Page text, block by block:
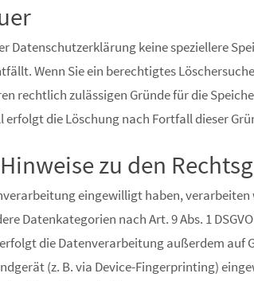
Datenschutzerklärung keine speziellere
Wenn Sie ein berechtigtes
rechtlich zulässigen Gründe für die
die Löschung nach Fortfall dieser
zu den
eingewilligt haben, verarbeiten
Datenkategorien nach Art. 9 Abs. 1
die Datenverarbeitung außerdem auf
(z. B. via Device-Fingerprinting)